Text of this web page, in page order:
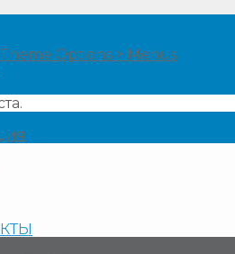
Options > Menus